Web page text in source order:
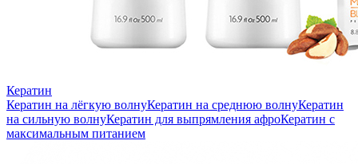
Кератин
Кератин на лёгкую волнуКератин на среднюю волнуКератин
на сильную волнуКератин для выпрямления афроКератин с
максимальным питанием